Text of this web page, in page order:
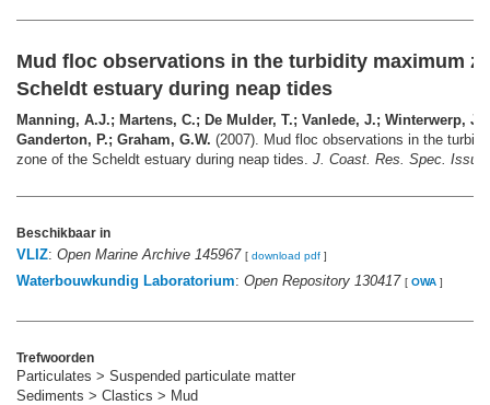
Mud floc observations in the turbidity maximum
Scheldt estuary during neap tides
Manning, A.J.; Martens, C.; De Mulder, T.; Vanlede, J.; Winterwerp,
Ganderton, P.; Graham, G.W. (2007). Mud floc observations in the
zone of the Scheldt estuary during neap tides. J. Coast. Res. Spec. Issue
Beschikbaar in
VLIZ: Open Marine Archive 145967 [ download pdf ]
Waterbouwkundig Laboratorium: Open Repository 130417 [ OWA ]
Trefwoorden
Particulates > Suspended particulate matter
Sediments > Clastics > Mud